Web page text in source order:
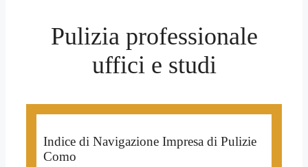
Pulizia professionale
uffici e studi
Indice di Navigazione Impresa di Pulizie
Como